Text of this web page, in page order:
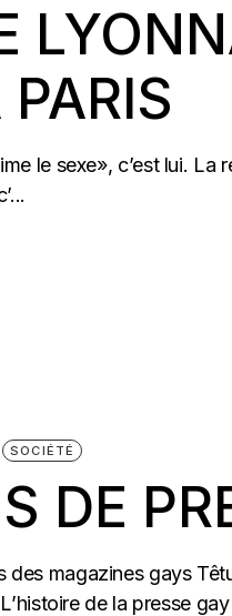
le sexe», c’est lui. La
SOCIÉTÉ
DE
des magazines gays
de la presse